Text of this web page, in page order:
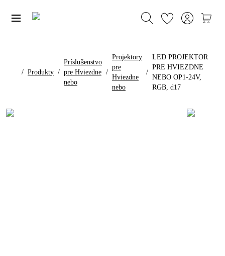
/ Produkty /
Príslušenstvo
pre Hviezdne
nebo
/
Projektory
pre
Hviezdne
nebo
/
LED PROJEKTOR
PRE HVIEZDNE
NEBO OP1-24V,
RGB, d17